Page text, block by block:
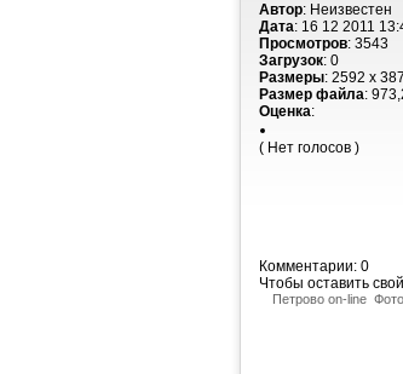
Автор: Неизвестен
Дата: 16 12 2011
Просмотров: 3543
Загрузок: 0
Размеры: 2592 x
Размер файла:
Оценка:
( Нет голосов )
Комментарии: 0
Чтобы оставить
Петрово on-line Фото